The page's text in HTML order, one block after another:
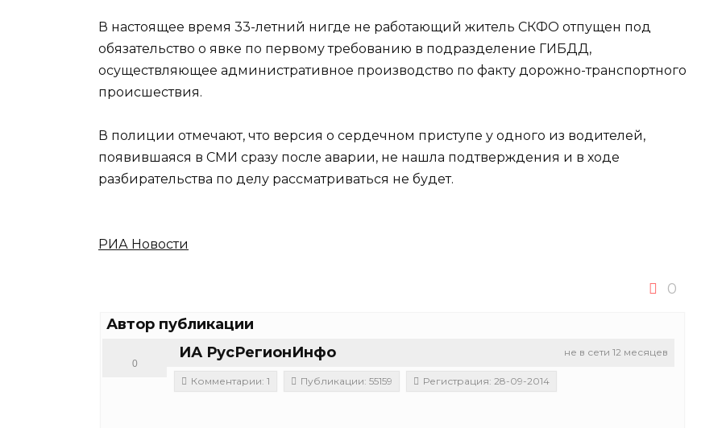
В настоящее время 33-летний нигде не работающий житель СКФО отпущен под
обязательство о явке по первому требованию в подразделение ГИБДД,
осуществляющее административное производство по факту дорожно-транспортного
происшествия.
В полиции отмечают, что версия о сердечном приступе у одного из водителей,
появившаяся в СМИ сразу после аварии, не нашла подтверждения и в ходе
разбирательства по делу рассматриваться не будет.
РИА Новости
0
Автор публикации
не в сети 12 месяцев
ИА РусРегионИнфо
0
Комментарии: 1 Публикации: 55159 Регистрация: 28-09-2014